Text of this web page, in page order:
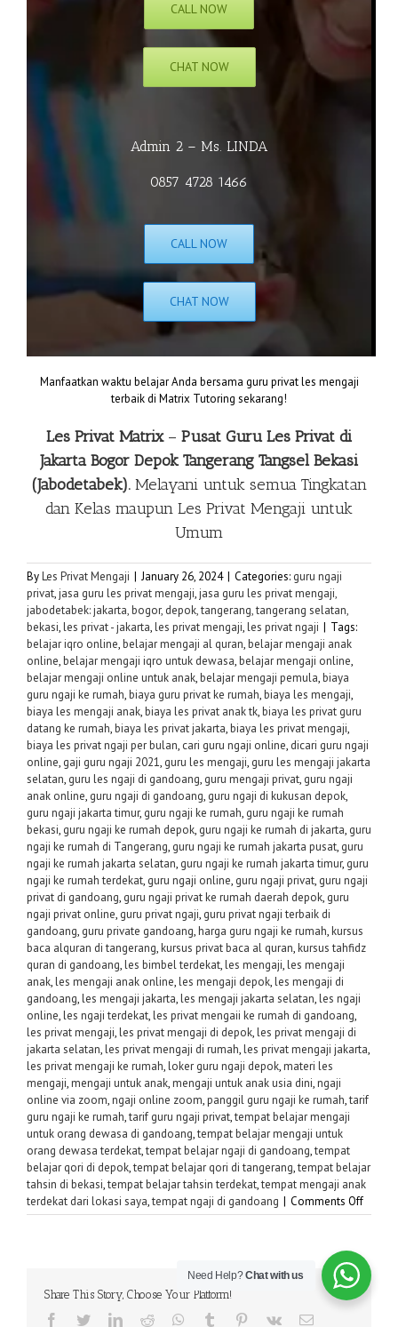
CALL NOW
CHAT NOW
Admin 2 – Ms. LINDA
0857 4728 1466
CALL NOW
CHAT NOW
Manfaatkan waktu belajar Anda bersama guru privat les mengaji
terbaik di Matrix Tutoring sekarang!
Les Privat Matrix– Pusat Guru Les Privat di
Jakarta Bogor Depok Tangerang Tangsel Bekasi
(Jabodetabek). Melayani untuk semua Tingkatan
dan Kelas maupun Les Privat Mengaji untuk
Umum
ByLes Privat Mengaji January 26, 2024 Categories: guru ngaji
privat,jasa guru les privat mengaji,jasa guru les privat mengaji,
jabodetabek: jakarta, bogor, depok, tangerang, tangerang selatan,
bekasi,les privat - jakarta,les privat mengaji,les privat ngaji
Tags:
belajar iqro online,belajar mengaji al quran,belajar mengaji anak
online,belajar mengaji iqro untuk dewasa,belajar mengaji online,
belajar mengaji online untuk anak,belajar mengaji pemula,biaya
guru ngaji ke rumah,biaya guru privat ke rumah,biaya les mengaji,
biaya les mengaji anak,biaya les privat anak tk,biaya les privat guru
datang ke rumah,biaya les privat jakarta,biaya les privat mengaji,
biaya les privat ngaji per bulan, cari guru ngaji online, dicari guru ngaji
online, gaji guru ngaji 2021, guru les mengaji, guru les mengaji jakarta
selatan, guru les ngaji di gandoang, guru mengaji privat, guru ngaji
anak online, guru ngaji di gandoang, guru ngaji di kukusan depok,
guru ngaji jakarta timur, guru ngaji ke rumah, guru ngaji ke rumah
bekasi, guru ngaji ke rumah depok, guru ngaji ke rumah di jakarta, guru
ngaji ke rumah di Tangerang, guru ngaji ke rumah jakarta pusat, guru
ngaji ke rumah jakarta selatan, guru ngaji ke rumah jakarta timur, guru
ngaji ke rumah terdekat, guru ngaji online, guru ngaji privat, guru ngaji
privat di gandoang, guru ngaji privat ke rumah daerah depok, guru
ngaji privat online, guru privat ngaji, guru privat ngaji terbaik di
gandoang, guru private gandoang,harga guru ngaji ke rumah,kursus
baca alquran di tangerang,kursus privat baca al quran,kursus tahfidz
quran di gandoang,les bimbel terdekat,les mengaji,les mengaji
anak,les mengaji anak online,les mengaji depok,les mengaji di
gandoang,les mengaji jakarta,les mengaji jakarta selatan,les ngaji
online,les ngaji terdekat,les privat mengaii ke rumah di gandoang,
les privat mengaji,les privat mengaji di depok,les privat mengaji di
jakarta selatan,les privat mengaji di rumah,les privat mengaji jakarta,
les privat mengaji ke rumah,loker guru ngaji depok,materi les
mengaji,mengaji untuk anak,mengaji untuk anak usia dini,ngaji
online via zoom,ngaji online zoom,panggil guru ngaji ke rumah,tarif
guru ngaji ke rumah,tarif guru ngaji privat,tempat belajar mengaji
untuk orang dewasa di gandoang,tempat belajar mengaji untuk
orang dewasa terdekat,tempat belajar ngaji di gandoang,tempat
belajar qori di depok,tempat belajar qori di tangerang,tempat belajar
tahsin di bekasi,tempat belajar tahsin terdekat,tempat mengaji anak
terdekat dari lokasi saya,tempat ngaji di gandoang Comments Offon
Ngaji
di
Share This Story, Choose Your Platform!
Facebook
TwitterLinkedIn
Reddit WhatsApp
Tumblr Pinterest
Vk Email
Need Help?Chat with us